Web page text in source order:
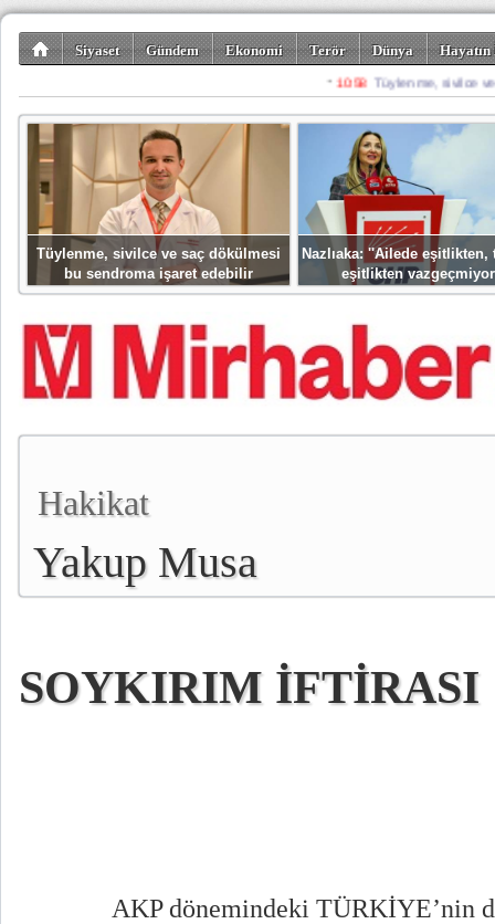
Siyaset Gündem Ekonomi Terör Dünya
Gezi-Turizm Spor Misafir
Tüylenme, sivilce ve saç dökülmesi
bu sendroma işaret edebilir
Nazlıaka: ''Ailede eşitlikten,
eşitlikten
Hakikat
Yakup Musa
SOYKIRIM İFTİRASI
AKP dönemindeki TÜRKİYE’nin